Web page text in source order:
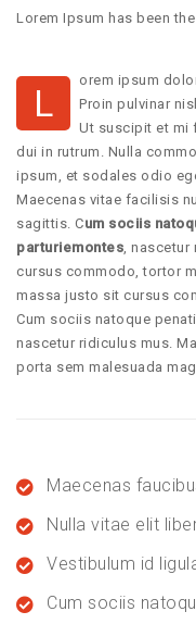
Lorem Ipsum has been
L
orem ipsum
Proin pulvinar
Ut suscipit et mi
dui in rutrum. Nulla
ipsum, et sodales odio
Maecenas vitae facilisis
sagittis. Cum sociis
parturiemontes, nascetur
cursus commodo, tortor
massa justo sit cursus
Cum sociis natoque
nascetur ridiculus mus.
porta sem malesuada
Maecenas
Nulla vitae elit
Vestibulum id
Cum sociis